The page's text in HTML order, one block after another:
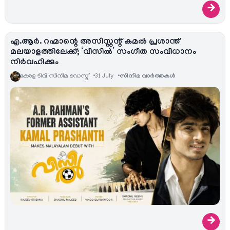
→
എ.ആർ. റഹ്മാന്റെ അസിസ്റ്റന്റ് കമൽ പ്രശാന്ത്
മലയാളത്തിലേക്ക്; ‘വിസിൽ’ സംഗീത സംവിധാനം
നിർവഹിക്കും
കേരള ടിവി സിനിമ ഡെസ്ക് 31 July സിനിമ വാര്‍ത്തകള്‍
→